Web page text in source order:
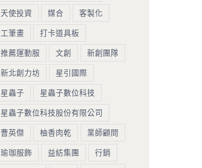
天使投資
媒合
客製化
工筆畫
打卡道具板
推薦運動服
文創
新創團隊
新北創力坊
星引國際
星蟲子
星蟲子數位科技
星蟲子數位科技股份有限公司
曹英傑
柚香肉乾
業師顧問
瑜珈服飾
益紡集團
行銷